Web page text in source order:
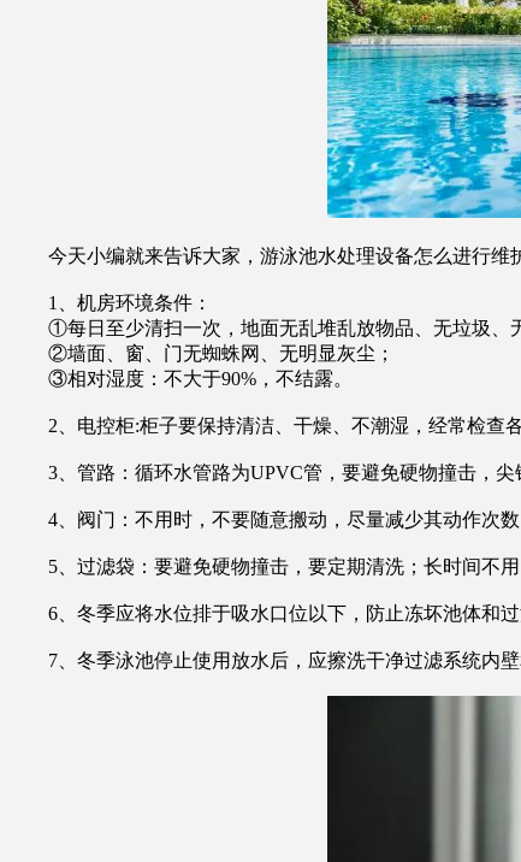
今天小编就来告诉大家，游泳池水处理设备怎么进行维
1、机房环境条件：
①每日至少清扫一次，地面无乱堆乱放物品、无垃圾、无
②墙面、窗、门无蜘蛛网、无明显灰尘；
③相对湿度：不大于90%，不结露。
2、电控柜:柜子要保持清洁、干燥、不潮湿，经常检查各
3、管路：循环水管路为UPVC管，要避免硬物撞击，尖
4、阀门：不用时，不要随意搬动，尽量减少其动作次数
5、过滤袋：要避免硬物撞击，要定期清洗；长时间不用
6、冬季应将水位排于吸水口位以下，防止冻坏池体和过
7、冬季泳池停止使用放水后，应擦洗干净过滤系统内壁